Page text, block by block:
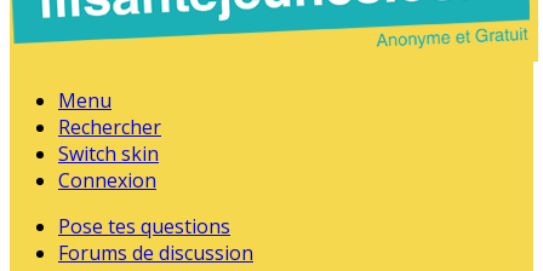
Menu
Rechercher
Switch skin
Connexion
Pose tes questions
Forums de discussion